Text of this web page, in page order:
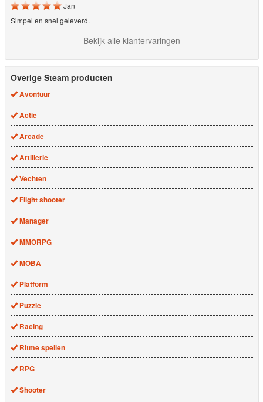
Jan
Simpel en snel geleverd.
Bekijk alle klantervaringen
Overige Steam producten
Avontuur
Actie
Arcade
Artillerie
Vechten
Flight shooter
Manager
MMORPG
MOBA
Platform
Puzzle
Racing
Ritme spellen
RPG
Shooter